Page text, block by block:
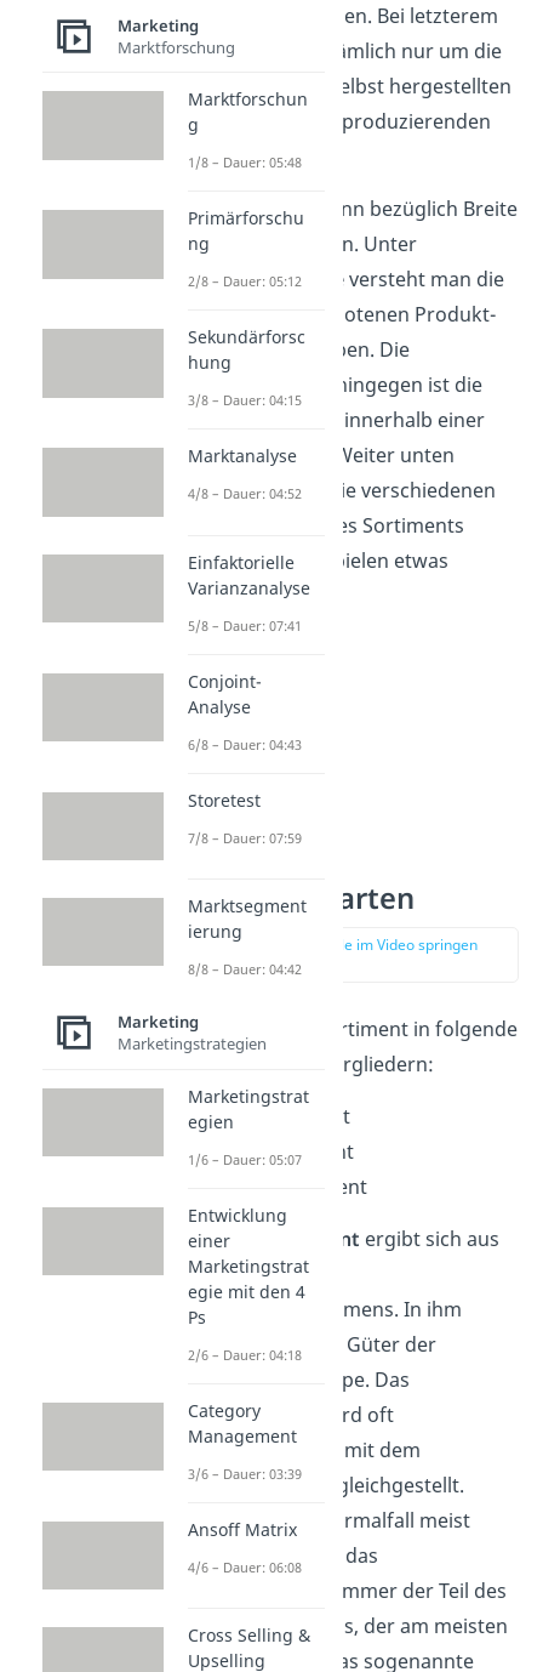
verwechselt werden. Bei letzterem
handelt es sich nämlich nur um die
Gesamtheit der selbst hergestellten
Leistungen eines produzierenden
Unternehmens.
Das Sortiment kann bezüglich Breite
und Tiefe variieren. Unter
Sortimentsbreiteversteht man die
Vielfalt der angebotenen Produkt-
bzw. Warengruppen. Die
hingegen ist die
Vielfalt der Güter innerhalb einer
Produktgruppe. Weiter unten
erklären wir dir die verschiedenen
Dimensionen eines Sortiments
anhand von Beispielen etwas
genauer.
Sortimentsarten
zur Stelle im Video springen
(00:26)
Man kann das Sortiment in folgende
Bestandteile untergliedern:
Kernsortiment
Randsortiment
Zusatzsortiment
DasKernsortiment ergibt sich aus
der Branche des
Handelsunternehmens. In ihm
befinden sich alle Güter der
Hauptwarengruppe. Das
Kernsortiment wird oft
fälschlicherweise mit dem
Grundsortiment gleichgestellt.
Obwohl sie im Normalfall meist
identisch sind, ist das
Grundsortiment immer der Teil des
Absatzprogramms, der am meisten
Umsatz bringt. Das sogenannte
Marketing
Marktforschung
Marktforschun
g
1/8 – Dauer: 05:48
Primärforschu
ng
2/8 – Dauer: 05:12
Sekundärforsc
hung
3/8 – Dauer: 04:15
Marktanalyse
4/8 – Dauer: 04:52
Einfaktorielle
Varianzanalyse
5/8 – Dauer: 07:41
Conjoint-
Analyse
6/8 – Dauer: 04:43
Storetest
7/8 – Dauer: 07:59
Marktsegment
ierung
8/8 – Dauer: 04:42
Marketing
Marketingstrategien
Marketingstrat
egien
1/6 – Dauer: 05:07
Entwicklung
einer
Marketingstrat
egie mit den 4
Ps
2/6 – Dauer: 04:18
Category
Management
3/6 – Dauer: 03:39
Ansoff Matrix
4/6 – Dauer: 06:08
Cross Selling &
Upselling